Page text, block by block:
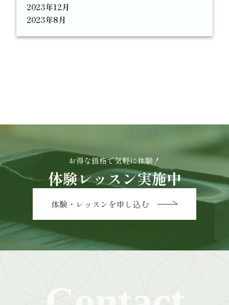
2023年12月
2023年8月
お得な価格で気軽に体験！
体験レッスン実施中
体験・レッスンを申し込む